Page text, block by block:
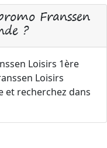
Franssen
?
Loisirs 1ère
Loisirs
et recherchez dans